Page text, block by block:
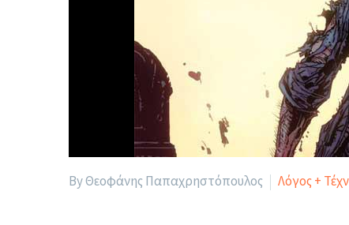
By Θεοφάνης Παπαχρηστόπουλος Λόγος +